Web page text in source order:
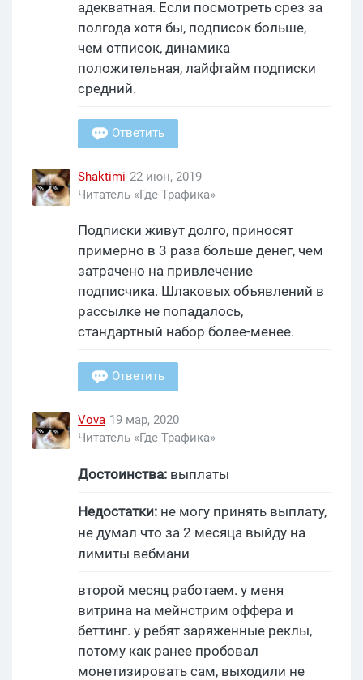
адекватная. Если посмотреть срез за
полгода хотя бы, подписок больше,
чем отписок, динамика
положительная, лайфтайм подписки
средний.
Ответить
Shaktimi 22 июн, 2019
Читатель «Где Трафика»
Подписки живут долго, приносят
примерно в 3 раза больше денег, чем
затрачено на привлечение
подписчика. Шлаковых объявлений в
рассылке не попадалось,
стандартный набор более-менее.
Ответить
Vova 19 мар, 2020
Читатель «Где Трафика»
Достоинства: выплаты
Недостатки: не могу принять выплату,
не думал что за 2 месяца выйду на
лимиты вебмани
второй месяц работаем. у меня
витрина на мейнстрим оффера и
беттинг. у ребят заряженные реклы,
потому как ранее пробовал
монетизировать сам, выходили не